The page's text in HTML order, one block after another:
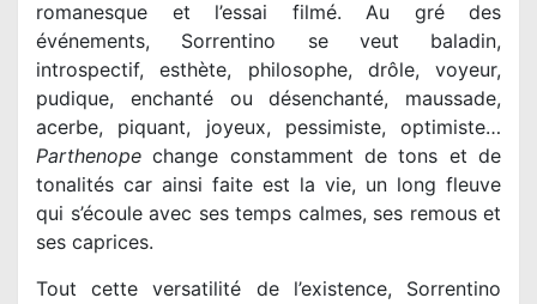
romanesque et l’essai filmé. Au gré des
événements, Sorrentino se veut baladin,
introspectif, esthète, philosophe, drôle, voyeur,
pudique, enchanté ou désenchanté, maussade,
Parthenope change constamment de tons et de
tonalités car ainsi faite est la vie, un long fleuve
qui s’écoule avec ses temps calmes, ses remous et
ses caprices.
Tout cette versatilité de l’existence, Sorrentino